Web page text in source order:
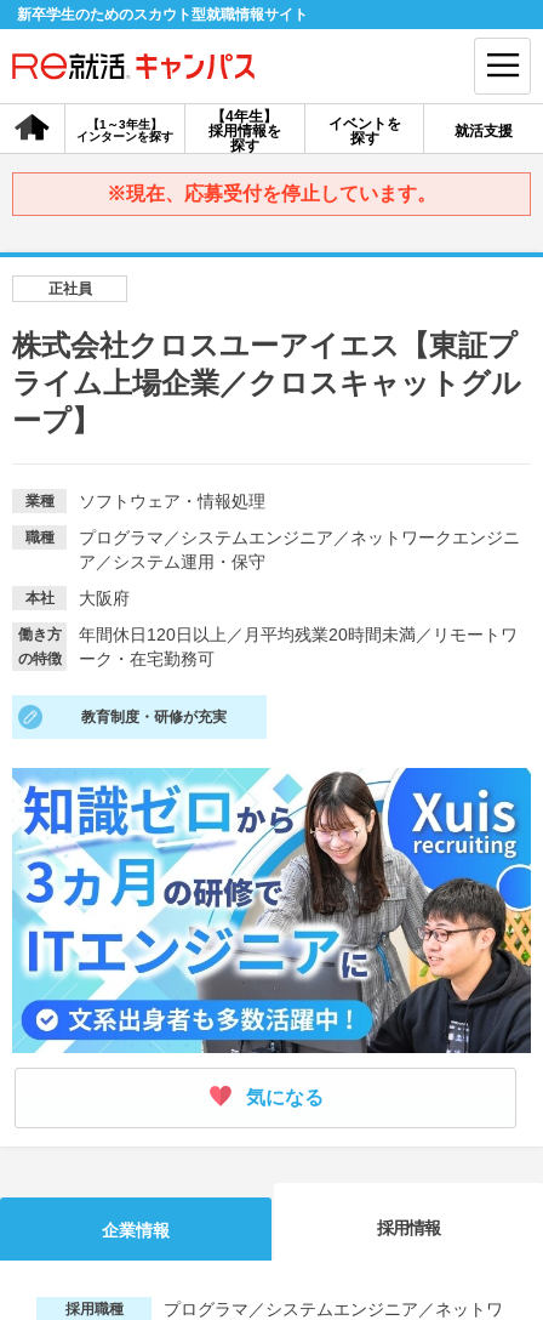
新卒学生のためのスカウト型就職情報サイト
【4年生】
採用情報を
探す
【1～3年生】
インターンを探す
イベントを
探す
就活支援
会員登録 ログイン
会員ID・パスワードを忘れた方はこちら
探す
【4年生】
採用情報を探す
【4年生】
説明会を探す
【1～3年生】
インターンを探す
あなたに合う仕事を診断！
就活ニュースペーパー
就活時事ニュースを更新
よくある質問
不明点があればこちら
※現在、応募受付を停止しています。
正社員
株式会社クロスユーアイエス【東証プ
ライム上場企業／クロスキャットグル
ープ】
業種 ソフトウェア・情報処理
職種 プログラマ ／システムエンジニア ／ネットワークエンジニ
ア ／システム運用・保守
本社 大阪府
働き方
の特徴
年間休日120日以上 ／ 月平均残業20時間未満／ リモートワ
ーク・在宅勤務可
教育制度・研修が充実
気になる
企業情報 採用情報
採用職種
プログラマ／システムエンジニア／ネットワ